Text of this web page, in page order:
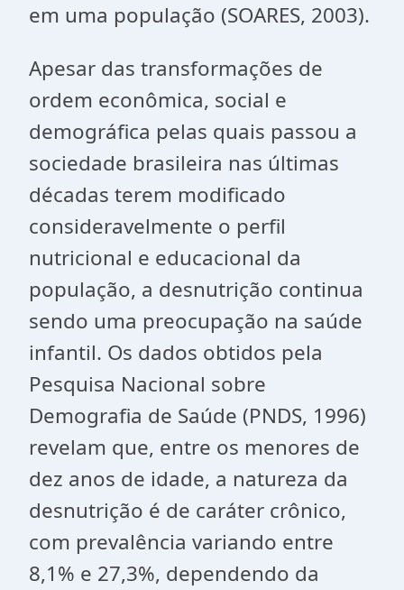
em uma população (SOARES, 2003).
Apesar das transformações de
ordem econômica, social e
demográfica pelas quais passou a
sociedade brasileira nas últimas
décadas terem modificado
consideravelmente o perfil
nutricional e educacional da
população, a desnutrição continua
sendo uma preocupação na saúde
infantil. Os dados obtidos pela
Pesquisa Nacional sobre
Demografia de Saúde (PNDS, 1996)
revelam que, entre os menores de
dez anos de idade, a natureza da
desnutrição é de caráter crônico,
com prevalência variando entre
8,1% e 27,3%, dependendo da